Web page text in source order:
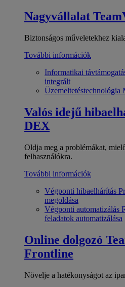
Nagyvállalat
Biztonságos műveletekhez
További információk
Informatikai
integrált
Üzemeltetéstechnológia
Valós idejű
DEX
Oldja meg a problémákat,
felhasználókra.
További információk
Végponti hibaelhárítás
megoldása
Végponti automatizálás
feladatok automatizálása
Online dolgozó
Frontline
Növelje a hatékonyságot az